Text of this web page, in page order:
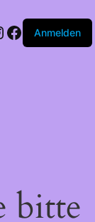
Facebook
Anmelden
bitte